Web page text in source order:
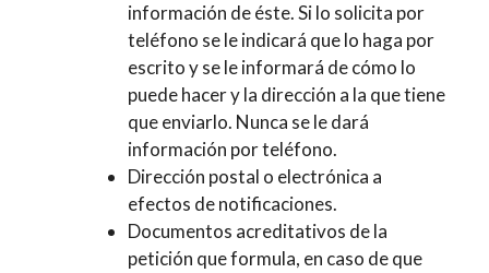
información de éste. Si lo solicita por
teléfono se le indicará que lo haga por
escrito y se le informará de cómo lo
puede hacer y la dirección a la que tiene
que enviarlo. Nunca se le dará
información por teléfono.
Dirección postal o electrónica a
efectos de notificaciones.
Documentos acreditativos de la
petición que formula, en caso de que